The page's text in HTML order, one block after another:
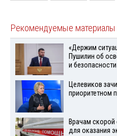
Рекомендуемые материалы
«Держим
Пушилин об
и
Целевиков
приоритетном
Врачам
для оказания